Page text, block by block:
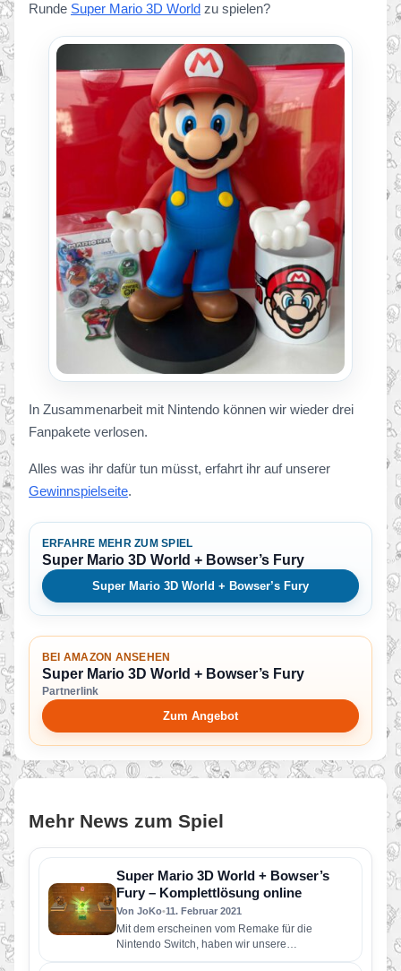
Runde Super Mario 3D World zu spielen?
In Zusammenarbeit mit Nintendo können wir wieder drei
Fanpakete verlosen.
Alles was ihr dafür tun müsst, erfahrt ihr auf unserer
Gewinnspielseite.
ERFAHRE MEHR ZUM SPIEL
Super Mario 3D World + Bowser’s Fury
Super Mario 3D World + Bowser’s Fury
BEI AMAZON ANSEHEN
Super Mario 3D World + Bowser’s Fury
Partnerlink
Zum Angebot
Mehr News zum Spiel
Super Mario 3D World + Bowser’s
Fury – Komplettlösung online
Von JoKo•11. Februar 2021
Mit dem erscheinen vom Remake für die
Nintendo Switch, haben wir unsere
Komplettlösung für das Spiel überarbeitet und…